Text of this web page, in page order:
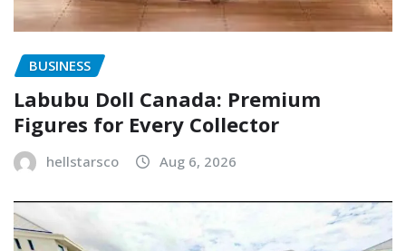
BUSINESS
Labubu Doll Canada: Premium
Figures for Every Collector
hellstarsco Aug 6, 2026